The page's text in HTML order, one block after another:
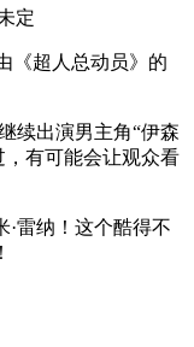
定
《超人总动员》的
续出演男主角“伊森
，有可能会让观众看
雷纳！这个酷得不